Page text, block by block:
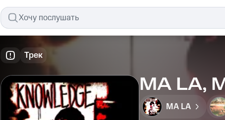
Трек
MA LA,
MA LA